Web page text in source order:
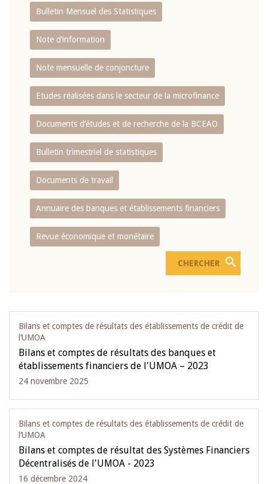
Bulletin Mensuel des Statistiques
Note d’information
Note mensuelle de conjoncture
Etudes réalisées dans le secteur de la microfinance
Documents d’études et de recherche de la BCEAO
Bulletin trimestriel de statistiques
Documents de travail
Annuaire des banques et établissements financiers
Revue économique et monétaire
Bilans et comptes de résultats des établissements de crédit de
l‘UMOA
Bilans et comptes de résultats des banques et
établissements financiers de l'UMOA – 2023
24 novembre 2025
Bilans et comptes de résultats des établissements de crédit de
l‘UMOA
Bilans et comptes de résultat des Systèmes Financiers
Décentralisés de l'UMOA - 2023
16 décembre 2024